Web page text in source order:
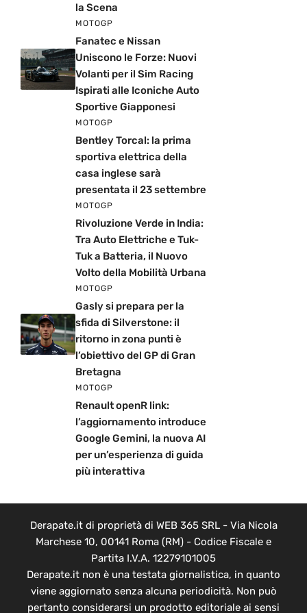
la Scena
MOTOGP
Fanatec e Nissan
Uniscono le Forze: Nuovi
Volanti per il Sim Racing
Ispirati alle Iconiche Auto
Sportive Giapponesi
MOTOGP
Bentley Torcal: la prima
sportiva elettrica della
casa inglese sarà
presentata il 23 settembre
MOTOGP
Rivoluzione Verde in India:
Tra Auto Elettriche e Tuk-
Tuk a Batteria, il Nuovo
Volto della Mobilità Urbana
MOTOGP
Gasly si prepara per la
sfida di Silverstone: il
ritorno in zona punti è
l’obiettivo del GP di Gran
Bretagna
MOTOGP
Renault openR link:
l’aggiornamento introduce
Google Gemini, la nuova AI
per un’esperienza di guida
più interattiva
Derapate.it di proprietà di WEB 365 SRL - Via Nicola
Marchese 10, 00141 Roma (RM) - Codice Fiscale e
Partita I.V.A. 12279101005
Derapate.it non è una testata giornalistica, in quanto
viene aggiornato senza alcuna periodicità. Non può
pertanto considerarsi un prodotto editoriale ai sensi